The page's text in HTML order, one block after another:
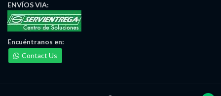
ENVÍOSVIA:
Encuéntranos en:
Contact Us